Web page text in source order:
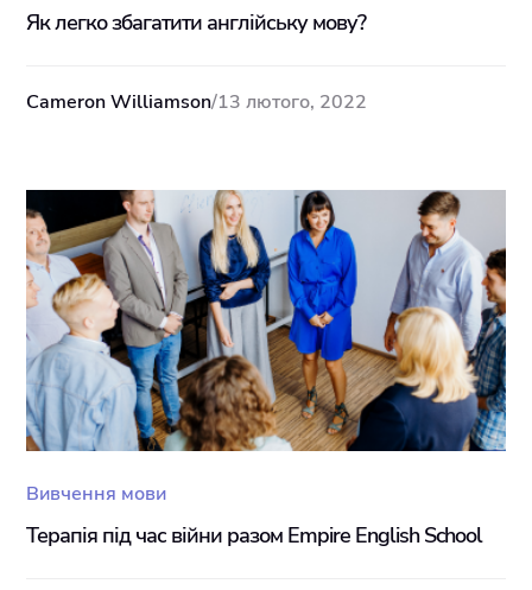
Як легко збагатити англійську мову?
Cameron Williamson/13 лютого, 2022
Вивчення мови
Терапія під час війни разом Empire English School